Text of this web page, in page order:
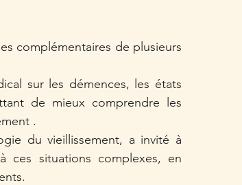
complémentaires de plusieurs
sur les démences, les états
de mieux comprendre les
.
du vieillissement, a invité à
ces situations complexes, en